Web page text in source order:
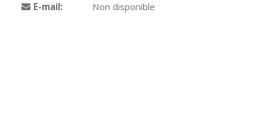
E-mail:
Non disponible